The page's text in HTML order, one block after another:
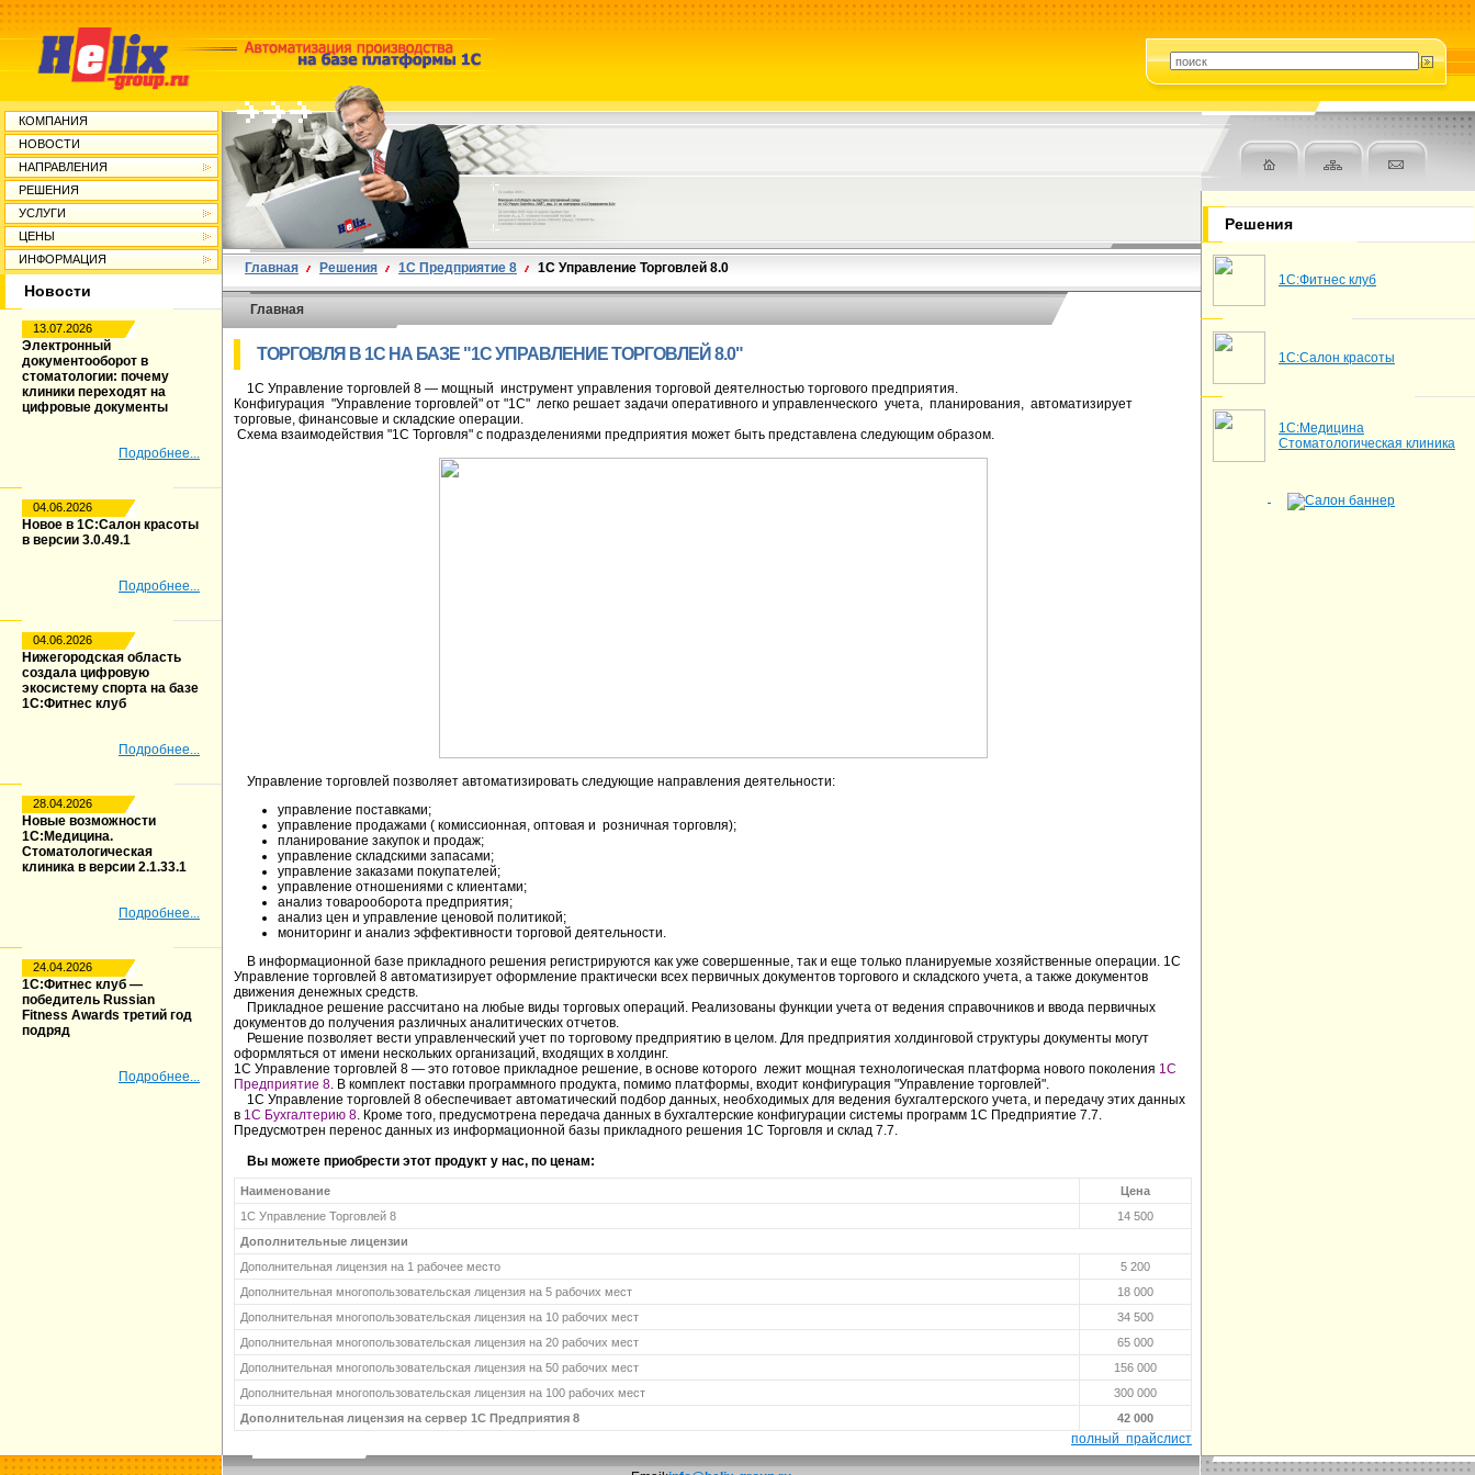
КОМПАНИЯ
НОВОСТИ
НАПРАВЛЕНИЯ
РЕШЕНИЯ
УСЛУГИ
ЦЕНЫ
ИНФОРМАЦИЯ
Новости
13.07.2026
Электронный
документооборот в
стоматологии: почему
клиники переходят на
цифровые документы
Подробнее...
04.06.2026
Новое в 1С:Салон красоты
в версии 3.0.49.1
Подробнее...
04.06.2026
Нижегородская область
создала цифровую
экосистему спорта на базе
1С:Фитнес клуб
Подробнее...
28.04.2026
Новые возможности
1С:Медицина.
Стоматологическая
клиника в версии 2.1.33.1
Подробнее...
24.04.2026
1С:Фитнес клуб —
победитель Russian
Fitness Awards третий год
подряд
Подробнее...
Главная Решения 1С Предприятие 8 1С Управление Торговлей 8.0
Главная
ТОРГОВЛЯ В 1С НА БАЗЕ "1С УПРАВЛЕНИЕ ТОРГОВЛЕЙ 8.0"
1С Управление торговлей 8 — мощный инструмент управления торговой деятелностью торгового предприятия.
Конфигурация "Управление торговлей" от "1С" легко решает задачи оперативного и управленческого учета, планирования, автоматизирует
торговые, финансовые и складские операции.
Схема взаимодействия "1С Торговля" с подразделениями предприятия может быть представлена следующим образом.
Управление торговлей позволяет автоматизировать следующие направления деятельности:
управление поставками;
управление продажами ( комиссионная, оптовая и розничная торговля);
планирование закупок и продаж;
управление складскими запасами;
управление заказами покупателей;
управление отношениями с клиентами;
анализ товарооборота предприятия;
анализ цен и управление ценовой политикой;
мониторинг и анализ эффективности торговой деятельности.
В информационной базе прикладного решения регистрируются как уже совершенные, так и еще только планируемые хозяйственные операции. 1С
Управление торговлей 8 автоматизирует оформление практически всех первичных документов торгового и складского учета, а также документов
движения денежных средств.
Прикладное решение рассчитано на любые виды торговых операций. Реализованы функции учета от ведения справочников и ввода первичных
документов до получения различных аналитических отчетов.
Решение позволяет вести управленческий учет по торговому предприятию в целом. Для предприятия холдинговой структуры документы могут
оформляться от имени нескольких организаций, входящих в холдинг.
1С Управление торговлей 8 — это готовое прикладное решение, в основе которого лежит мощная технологическая платформа нового поколения 1С
Предприятие 8. В комплект поставки программного продукта, помимо платформы, входит конфигурация "Управление торговлей".
1С Управление торговлей 8 обеспечивает автоматический подбор данных, необходимых для ведения бухгалтерского учета, и передачу этих данных
в 1С Бухгалтерию 8. Кроме того, предусмотрена передача данных в бухгалтерские конфигурации системы программ 1С Предприятие 7.7.
Предусмотрен перенос данных из информационной базы прикладного решения 1С Торговля и склад 7.7.
Вы можете приобрести этот продукт у нас, по ценам:
Наименование
Цена
1С Управление Торговлей 8
14 500
Дополнительные лицензии
Дополнительная лицензия на 1 рабочее место
5 200
Дополнительная многопользовательская лицензия на 5 рабочих мест
18 000
Дополнительная многопользовательская лицензия на 10 рабочих мест
34 500
Дополнительная многопользовательская лицензия на 20 рабочих мест
65 000
Дополнительная многопользовательская лицензия на 50 рабочих мест
156 000
Дополнительная многопользовательская лицензия на 100 рабочих мест
300 000
Дополнительная лицензия на сервер 1С Предприятия 8
42 000
полный прайслист
Решения
1С:Фитнес клуб
1С:Салон красоты
1С:Медицина
Стоматологическая клиника